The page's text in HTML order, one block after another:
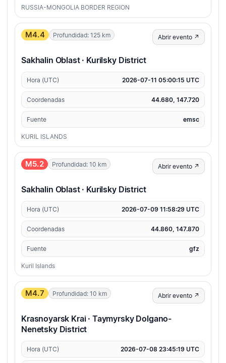
RUSSIA-MONGOLIA BORDER REGION
M4.4 Profundidad: 125 km Abrir evento ↗
Sakhalin Oblast · Kurilsky District
Hora (UTC) 2026-07-11 05:00:15 UTC
Coordenadas 44.680, 147.720
Fuente emsc
KURIL ISLANDS
M5.2 Profundidad: 10 km Abrir evento ↗
Sakhalin Oblast · Kurilsky District
Hora (UTC) 2026-07-09 11:58:29 UTC
Coordenadas 44.860, 147.870
Fuente gfz
Kuril Islands
M4.7 Profundidad: 10 km Abrir evento ↗
Krasnoyarsk Krai · Taymyrsky Dolgano-
Nenetsky District
Hora (UTC) 2026-07-08 23:45:19 UTC